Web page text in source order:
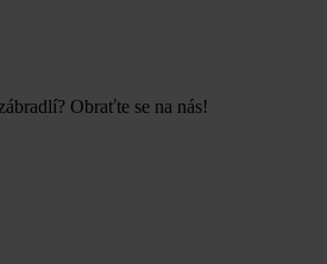
Obraťte se na nás!